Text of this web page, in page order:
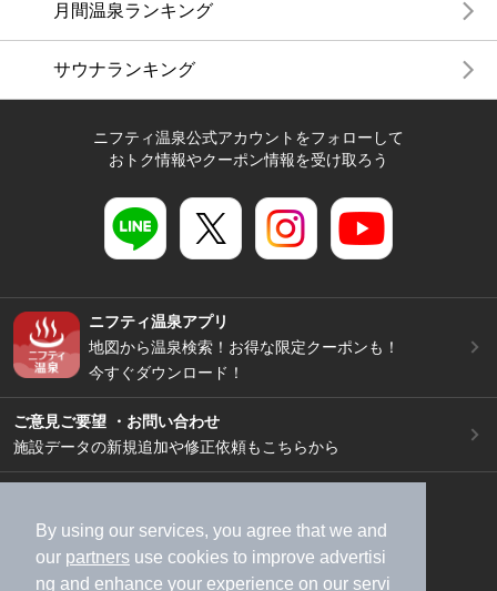
By using our services, you agree that we and
our partners use cookies to improve advertisi
ng and enhance your experience on our servi
月間温泉ランキング
サウナランキング
ニフティ温泉公式アカウントをフォローして
おトク情報やクーポン情報を受け取ろう
ニフティ温泉アプリ
地図から温泉検索！お得な限定クーポンも！
今すぐダウンロード！
ご意見ご要望 ・お問い合わせ
施設データの新規追加や修正依頼もこちらから
加盟店募集（資料請求）
広告出稿のご案内
利用規約
ライフスタイルMEMBERS+規約